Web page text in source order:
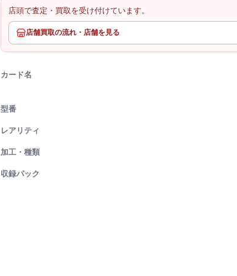
店頭で査定・買取を受け付けています。
店舗買取の流れ・店舗を見る
カード名
型番
レアリティ
加工・種類
収録パック